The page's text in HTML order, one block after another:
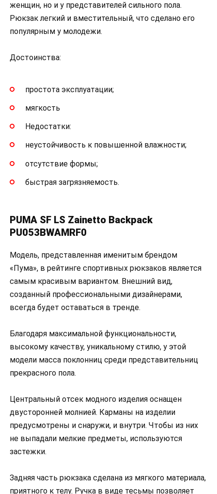
женщин, но и у представителей сильного пола.
Рюкзак легкий и вместительный, что сделано его
популярным у молодежи.
Достоинства:
простота эксплуатации;
мягкость
Недостатки:
неустойчивость к повышенной влажности;
отсутствие формы;
быстрая загрязняемость.
PUMA SF LS Zainetto Backpack
PU053BWAMRF0
Модель, представленная именитым брендом
«Пума», в рейтинге спортивных рюкзаков является
самым красивым вариантом. Внешний вид,
созданный профессиональными дизайнерами,
всегда будет оставаться в тренде.
Благодаря максимальной функциональности,
высокому качеству, уникальному стилю, у этой
модели масса поклонниц среди представительниц
прекрасного пола.
Центральный отсек модного изделия оснащен
двусторонней молнией. Карманы на изделии
предусмотрены и снаружи, и внутри. Чтобы из них
не выпадали мелкие предметы, используются
застежки.
Задняя часть рюкзака сделана из мягкого материала,
приятного к телу. Ручка в виде тесьмы позволяет